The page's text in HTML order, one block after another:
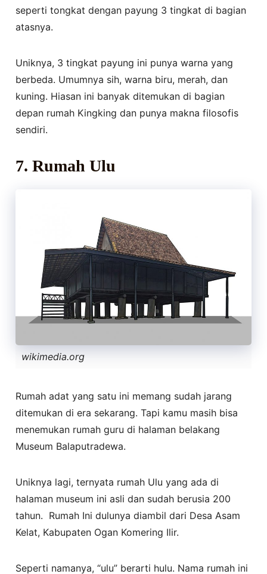
seperti tongkat dengan payung 3 tingkat di bagian
atasnya.
Uniknya, 3 tingkat payung ini punya warna yang
berbeda. Umumnya sih, warna biru, merah, dan
kuning. Hiasan ini banyak ditemukan di bagian
depan rumah Kingking dan punya makna filosofis
sendiri.
7. Rumah Ulu
wikimedia.org
Rumah adat yang satu ini memang sudah jarang
ditemukan di era sekarang. Tapi kamu masih bisa
menemukan rumah guru di halaman belakang
Museum Balaputradewa.
Uniknya lagi, ternyata rumah Ulu yang ada di
halaman museum ini asli dan sudah berusia 200
tahun. Rumah Ini dulunya diambil dari Desa Asam
Kelat, Kabupaten Ogan Komering Ilir.
Seperti namanya, “ulu” berarti hulu. Nama rumah ini